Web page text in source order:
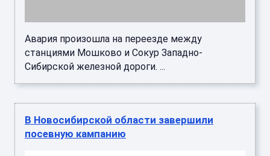
Авария произошла на переезде между
станциями Мошково и Сокур Западно-
Сибирской железной дороги. ...
В Новосибирской области завершили
посевную кампанию